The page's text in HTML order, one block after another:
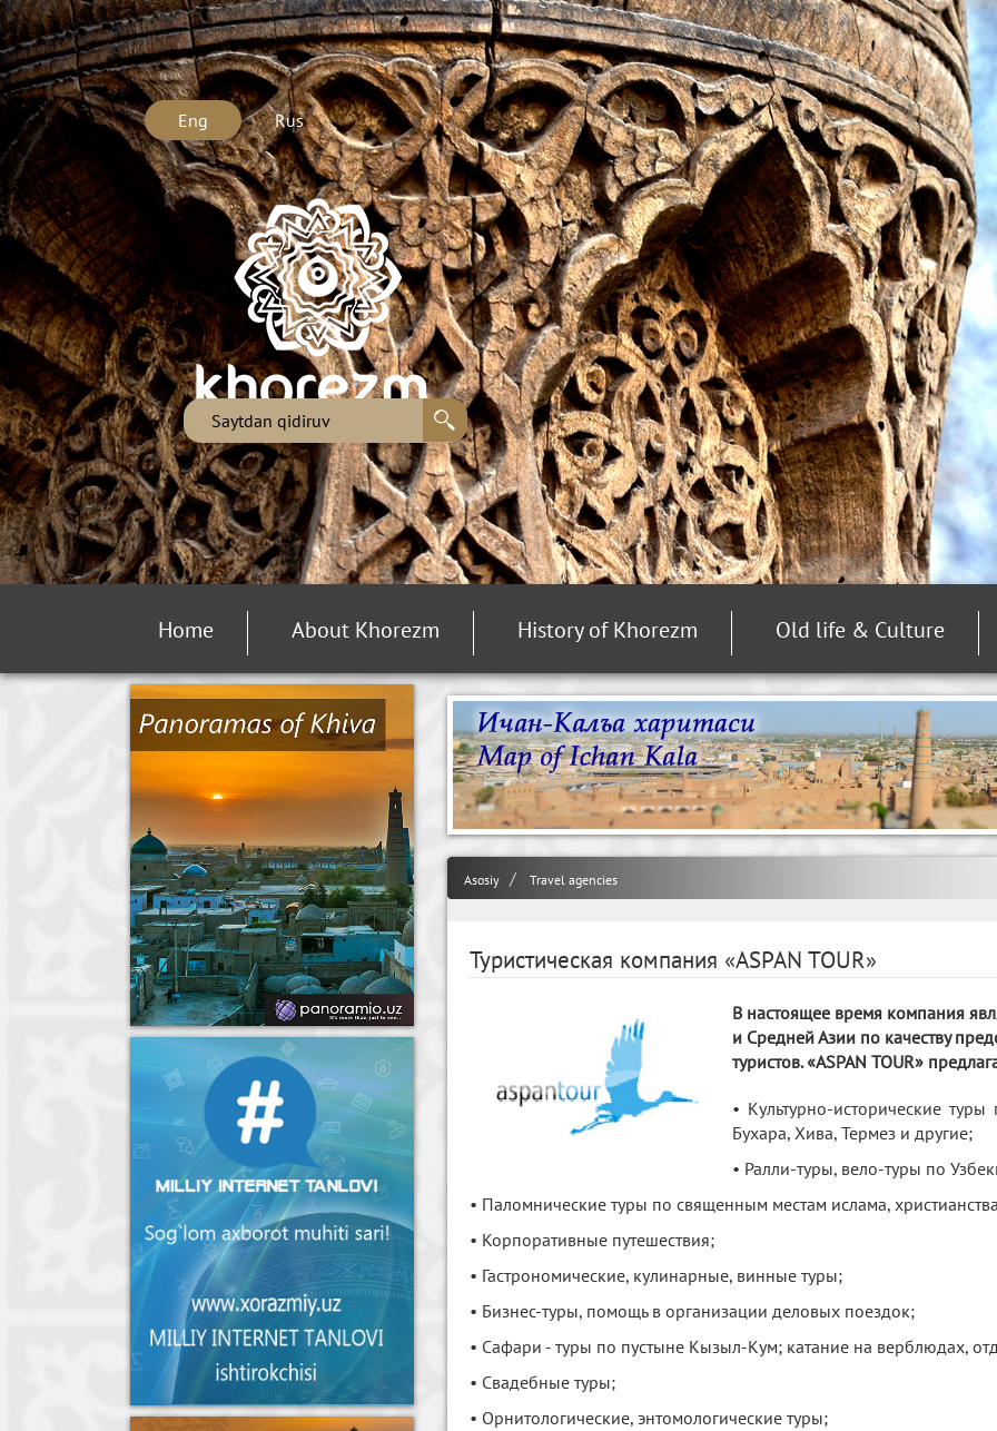
Eng Rus
Home About Khorezm History of Khorezm Old life & Culture
Asosiy Travel agencies
Туристическая компания «АSPAN TOUR»
В настоящее время компания
и Средней Азии по качеству
туристов. «АSPAN TOUR»
• Культурно-исторические
Бухара, Хива, Термез и другие;
• Ралли-туры, вело-туры по
• Паломнические туры по священным местам ислама,
• Корпоративные путешествия;
• Гастрономические, кулинарные, винные туры;
• Бизнес-туры, помощь в организации деловых поездок;
• Сафари - туры по пустыне Кызыл-Кум; катание на верблюдах,
• Свадебные туры;
• Орнитологические, энтомологические туры;